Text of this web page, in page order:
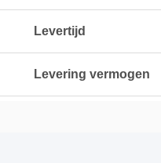
Levertijd
Levering vermogen